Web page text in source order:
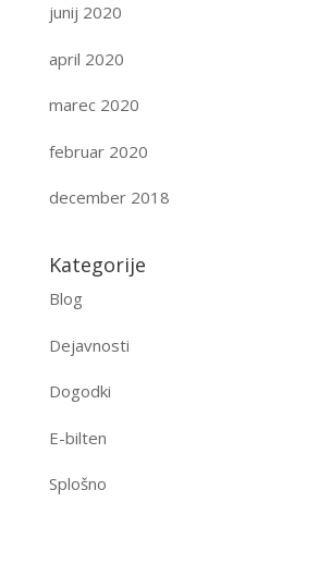
junij 2020
april 2020
marec 2020
februar 2020
december 2018
Kategorije
Blog
Dejavnosti
Dogodki
E-bilten
Splošno